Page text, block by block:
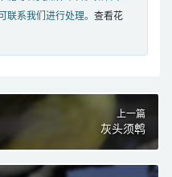
联系我们进行处理。 查看花
上一篇
灰头须鹎